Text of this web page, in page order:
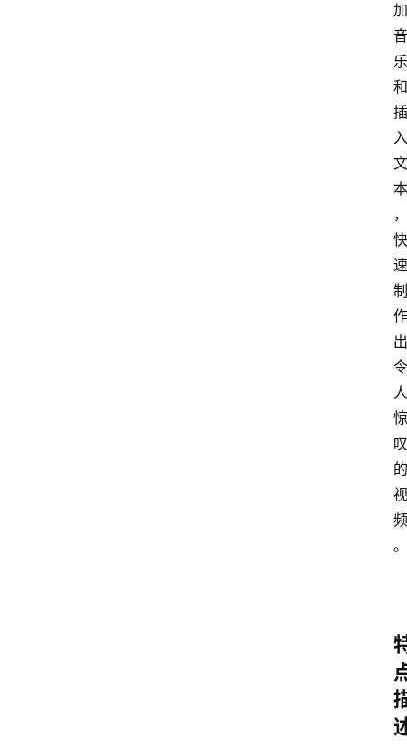
加
音
乐
和
插
入
文
本
，
快
速
制
作
出
令
人
惊
叹
的
视
频
。